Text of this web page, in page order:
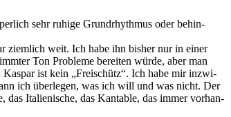
sehr ru­hi­ge Grund­rhyth­mus oder be­hin­
ziem­lich weit. Ich habe ihn bis­her nur in ei­ner
Ton Pro­ble­me be­rei­ten wür­de, aber man
Kas­par ist kein „Frei­schütz“. Ich habe mir in­zwi­
ich über­le­gen, was ich will und was nicht. Der
das Ita­lie­ni­sche, das Kan­ta­ble, das im­mer vor­han­